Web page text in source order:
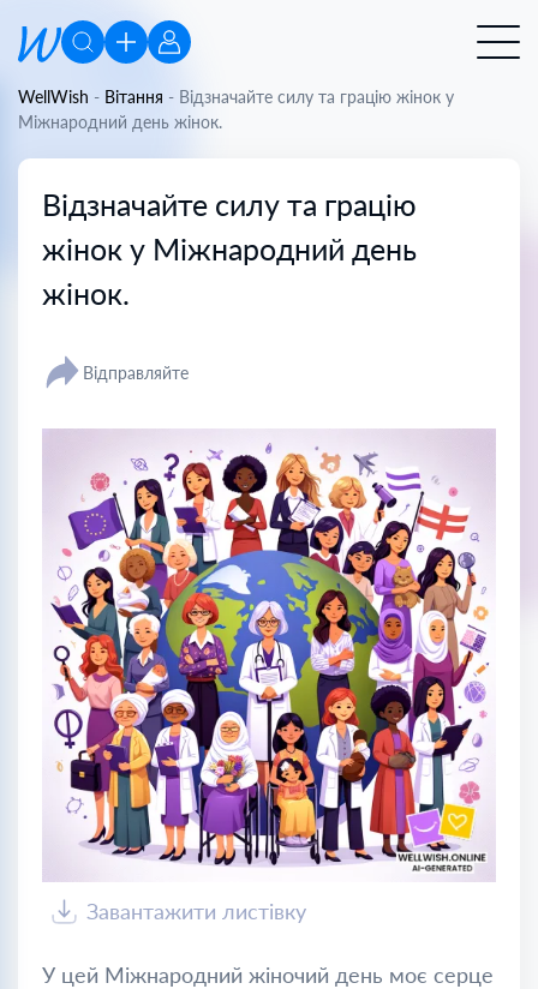
WellWish - Вітання - Відзначайте силу та грацію жінок у
Міжнародний день жінок.
Відзначайте силу та грацію
жінок у Міжнародний день
жінок.
Відправляйте
Завантажити листівку
У цей Міжнародний жіночий день моє серце